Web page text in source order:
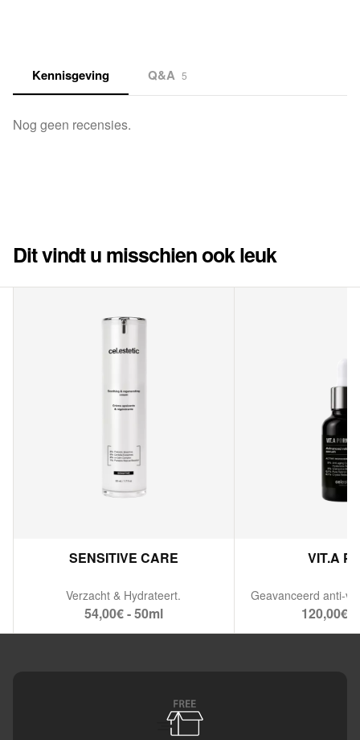
Kennisgeving Q&A 5
Nog geen recensies.
Dit vindt u misschien ook leuk
SENSITIVE CARE
Verzacht & Hydrateert.
54,00€ - 50ml
VIT.A
120,00€ -